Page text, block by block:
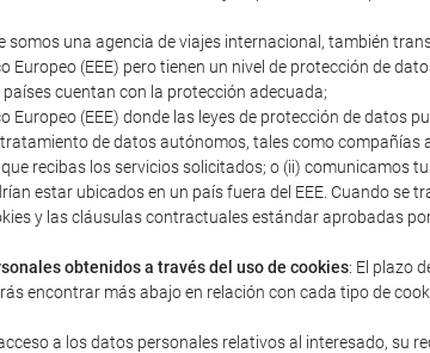
somos una agencia de viajes internacional, también
Europeo (EEE) pero tienen un nivel de protección de
cuentan con la protección adecuada;
Europeo (EEE) donde las leyes de protección de datos
de datos autónomos, tales como compañías
recibas los servicios solicitados; o (ii) comunicamos
estar ubicados en un país fuera del EEE. Cuando se
y las cláusulas contractuales estándar aprobadas
obtenidos a través del uso de cookies: El plazo
encontrar más abajo en relación con cada tipo de
a los datos personales relativos al interesado, su